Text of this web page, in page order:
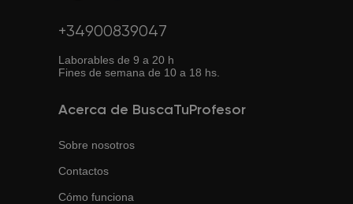
+34900839047
Laborables de 9 a 20 h
Fines de semana de 10 a 18 hs.
Acerca de BuscaTuProfesor
Sobre nosotros
Contactos
Cómo funciona